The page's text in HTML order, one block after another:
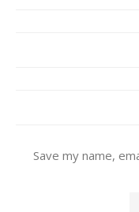
Save my name,